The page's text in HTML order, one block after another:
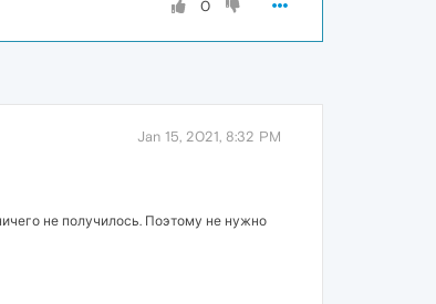
0
Jan 15, 2021, 8:32 PM
не получилось. Поэтому не нужно